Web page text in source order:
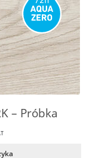
– Próbka